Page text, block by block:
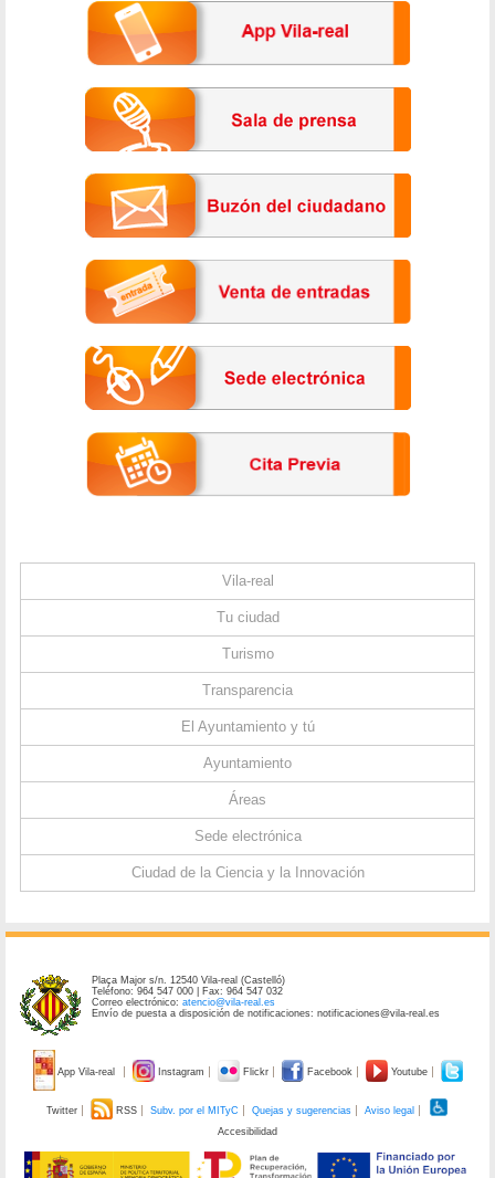
Vila-real
Tu ciudad
Turismo
Transparencia
El Ayuntamiento y tú
Ayuntamiento
Áreas
Sede electrónica
Ciudad de la Ciencia y la Innovación
Plaça Major s/n. 12540 Vila-real (Castelló)
Teléfono: 964 547 000 | Fax: 964 547 032
Correo electrónico:atencio@vila-real.es
Envío de puesta a disposición de notificaciones: notificaciones@vila-real.es
App Vila-real Instagram Flickr Facebook Youtube
Twitter RSS Subv. por el MITyC Quejas y sugerencias
Aviso legal
Accesibilidad